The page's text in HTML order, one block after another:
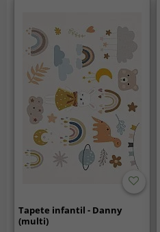
Tapete infantil - Danny
(multi)